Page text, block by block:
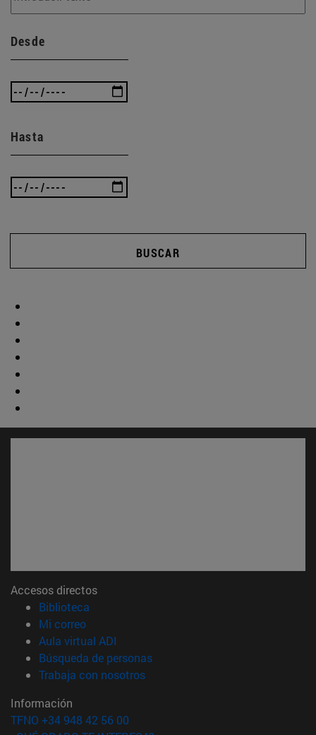
Desde
Hasta
BUSCAR
Accesos directos
Biblioteca
Mi correo(abre en nueva ventana)
Aula virtual ADI
Búsqueda de personas(abre en nueva ventana)
Trabaja con nosotros(abre en nueva ventana)
Información
TFNO +34 948 42 56 00